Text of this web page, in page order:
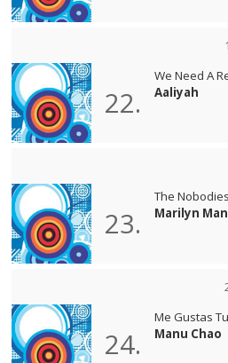
22.
We Need A
Aaliyah
23.
The Nobodies
Marilyn
24.
Me Gustas Tu
Manu Chao